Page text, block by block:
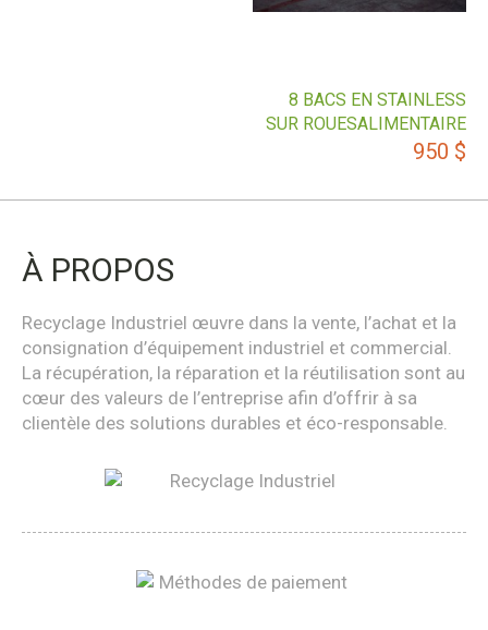
8 BACS EN STAINLESS
SUR ROUESALIMENTAIRE
950 $
À PROPOS
Recyclage Industriel œuvre dans la vente, l’achat et la
consignation d’équipement industriel et commercial.
La récupération, la réparation et la réutilisation sont au
cœur des valeurs de l’entreprise afin d’offrir à sa
clientèle des solutions durables et éco-responsable.